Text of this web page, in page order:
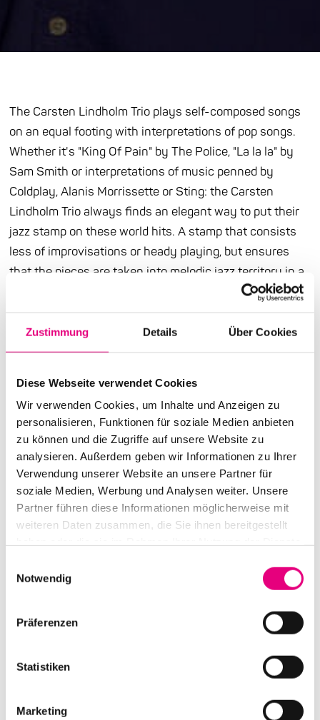
Zustimmung Details Über Cookies
Diese Webseite verwendet Cookies
Wir verwenden Cookies, um Inhalte und Anzeigen zu
personalisieren, Funktionen für soziale Medien anbieten
zu können und die Zugriffe auf unsere Website zu
analysieren. Außerdem geben wir Informationen zu Ihrer
Verwendung unserer Website an unsere Partner für
soziale Medien, Werbung und Analysen weiter. Unsere
Partner führen diese Informationen möglicherweise mit
weiteren Daten zusammen, die Sie ihnen bereitgestellt
Notwendig
Präferenzen
Statistiken
Marketing
The Carsten Lindholm Trio plays self-composed songs
on an equal footing with interpretations of pop songs.
Whether it's "King Of Pain" by The Police, "La la la" by
Sam Smith or interpretations of music penned by
Coldplay, Alanis Morrissette or Sting: the Carsten
Lindholm Trio always finds an elegant way to put their
jazz stamp on these world hits. A stamp that consists
less of improvisations or heady playing, but ensures
that the pieces are taken into melodic jazz territory in a
musically exciting way. You can expect Nordic jazz with
Indian rhythms, inspired by Esbjørn Svensson, Brad
Mehldau, Jan Garbarek, Lars Danielsson and Wolfgang
Haffner.